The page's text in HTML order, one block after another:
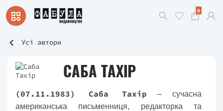
0
Усі автори
САБА ТАХІР
(07.11.1983) Саба Тахір – сучасна
американська письменниця, редакторка та